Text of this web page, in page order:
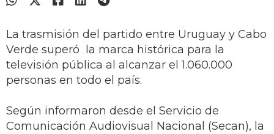
La trasmisión del partido entre Uruguay y Cabo
Verde superó la marca histórica para la
televisión pública al alcanzar el 1.060.000
personas en todo el país.
Según informaron desde el Servicio de
Comunicación Audiovisual Nacional (Secan), la